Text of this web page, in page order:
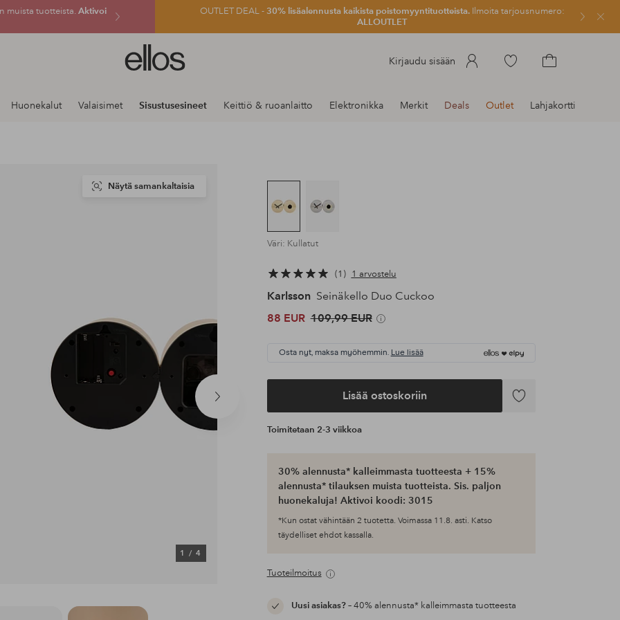
muista tuotteista. Aktivoi OUTLET DEAL -30% lisäalennusta kaikista poistomyyntituotteista.Ilmoita tarjousnumero:
ALLOUTLET
Sulje
Ellos-
logo
siirry
Kirjaudu sisään
Siirry
Huonekalut Valaisimet Sisustusesineet Keittiö & ruoanlaitto Elektronikka Merkit Deals Outlet Lahjakortti
Seuraava
tuote
1/ 4
Näytä samankaltaisia
Väri: Kullatut
1 1 arvostelu
Karlsson Seinäkello Duo Cuckoo
88 EUR 109,99 EUR
Osta nyt, maksa myöhemmin. Lue lisää
Lisää ostoskoriin
Lisää
Toimitetaan 2-3 viikkoa
30% alennusta* kalleimmasta tuotteesta + 15%
alennusta* tilauksen muista tuotteista. Sis. paljon
huonekaluja! Aktivoi koodi: 3015
*Kun ostat vähintään 2 tuotetta. Voimassa 11.8. asti. Katso
täydelliset ehdot kassalla.
Tuoteilmoitus
Uusi asiakas?– 40% alennusta* kalleimmasta tuotteesta